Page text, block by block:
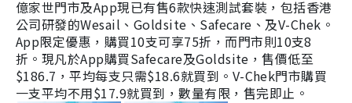
億家世門市及App現已有售6款快速測試套裝，包括香港
公司研發的Wesail、Goldsite、Safecare、及V-Chek。
App限定優惠，購買10支可享75折，而門市則10支8
折。現凡於App購買Safecare及Goldsite，售價低至
$186.7，平均每支只需$18.6就買到。V-Chek門市購買
一支平均不用$17.9就買到，數量有限，售完即止。